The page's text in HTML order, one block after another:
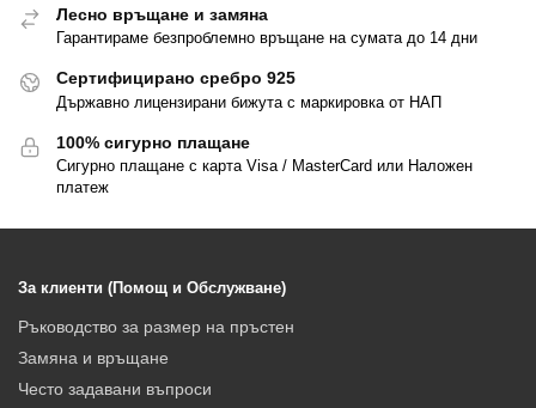
Лесно връщане и замяна
Гарантираме безпроблемно връщане на сумата до 14 дни
Сертифицирано сребро 925
Държавно лицензирани бижута с маркировка от НАП
100% сигурно плащане
Сигурно плащане с карта Visa / MasterCard или Наложен
платеж
За клиенти (Помощ и Обслужване)
Ръководство за размер на пръстен
Замяна и връщане
Често задавани въпроси